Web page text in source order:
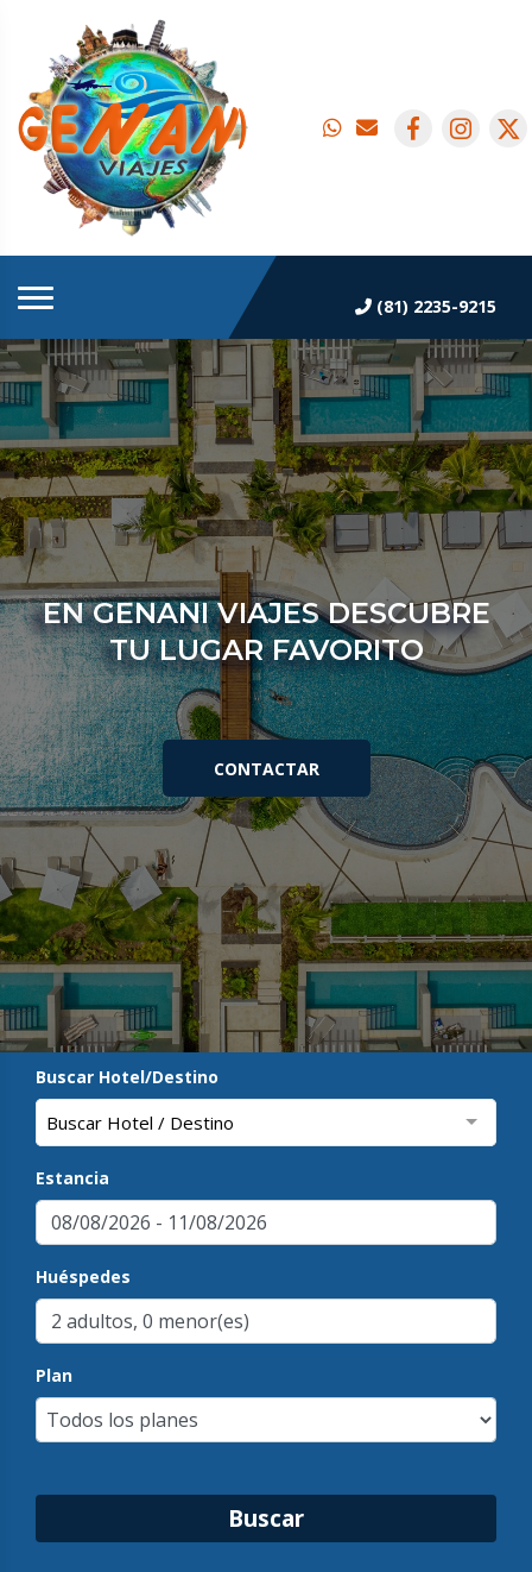
(81) 2235-9215
ENGENANI VIAJESDESCUBRE
TU LUGAR FAVORITO
CONTACTAR
Buscar Hotel/Destino
Buscar Hotel / Destino
Estancia
Huéspedes
Plan
Buscar